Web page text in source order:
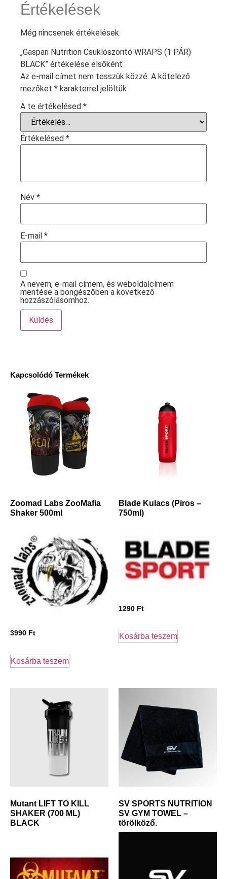
Kapcsolódó Termékek
Zoomad Labs ZooMafia
Shaker 500ml
3990 Ft
Kosárba teszem
Blade Kulacs (Piros –
750ml)
1290 Ft
Kosárba teszem
Mutant LIFT TO KILL
SHAKER (700 ML)
BLACK
SV SPORTS NUTRITION
SV GYM TOWEL –
törölköző.
Értékelések
Még nincsenek értékelések.
„Gaspari Nutrition Csuklószoritó WRAPS (1 PÁR)
BLACK” értékelése elsőként
Az e-mail címet nem tesszük közzé. A kötelező
mezőket * karakterrel jelöltük
A te értékelésed *
Értékelésed *
Név *
E-mail *
A nevem, e-mail címem, és weboldalcímem
mentése a böngészőben a következő
hozzászólásomhoz.